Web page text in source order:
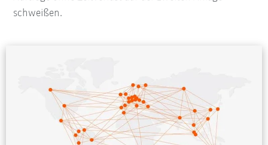
schweißen.